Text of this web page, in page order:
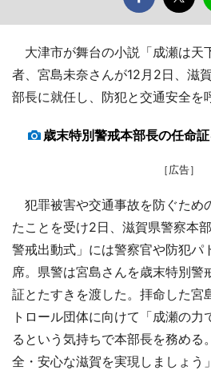
大津市が舞台の小説「成瀬は天
者、宮島未奈さんが12月2日、滋
部長に就任し、防犯と交通安全を
歳末特別警戒本部長の任命
［広告］
犯罪被害や交通事故を防ぐため
たことを受け2日、滋賀県警察本
警戒出動式」には警察官や防犯パ
席。県警は宮島さんを歳末特別警
証とたすきを渡した。拝命した宮
トロール団体に向けて「成瀬の
るという気持ちで本部長を務める
全・安心な滋賀を実現しましょう